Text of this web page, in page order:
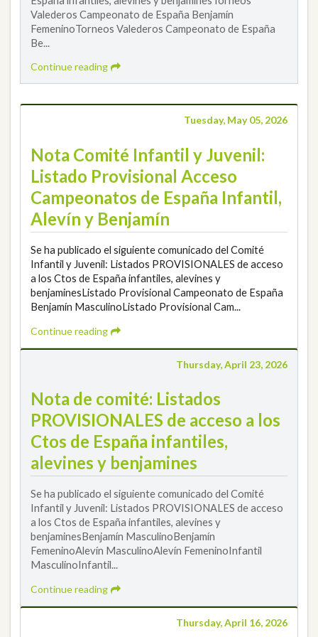
Valederos Campeonato de España Benjamín
FemeninoTorneos Valederos Campeonato de España
Be...
Continue reading
Tuesday, May 05, 2026
Nota Comité Infantil y Juvenil:
Listado Provisional Acceso
Campeonatos de España Infantil,
Alevín y Benjamín
Se ha publicado el siguiente comunicado del Comité
Infantil y Juvenil: Listados PROVISIONALES de acceso
a los Ctos de España infantiles, alevines y
benjaminesListado Provisional Campeonato de España
Benjamín MasculinoListado Provisional Cam...
Continue reading
Thursday, April 23, 2026
Nota de comité: Listados
PROVISIONALES de acceso a los
Ctos de España infantiles,
alevines y benjamines
Se ha publicado el siguiente comunicado del Comité
Infantil y Juvenil: Listados PROVISIONALES de acceso
a los Ctos de España infantiles, alevines y
benjaminesBenjamín MasculinoBenjamín
FemeninoAlevín MasculinoAlevín FemeninoInfantil
MasculinoInfantil...
Continue reading
Thursday, April 16, 2026